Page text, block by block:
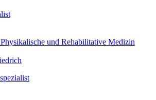
und Rehabilitative Medizin